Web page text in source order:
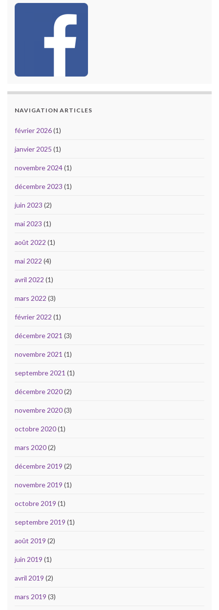
NAVIGATION ARTICLES
février 2026(1)
janvier 2025 (1)
novembre 2024(1)
décembre 2023 (1)
juin 2023 (2)
mai 2023 (1)
août 2022 (1)
mai 2022 (4)
avril 2022 (1)
mars 2022 (3)
février 2022 (1)
décembre 2021 (3)
novembre 2021 (1)
septembre 2021 (1)
décembre 2020(2)
novembre 2020(3)
octobre 2020(1)
mars 2020(2)
décembre 2019 (2)
novembre 2019 (1)
octobre 2019 (1)
septembre 2019 (1)
août 2019 (2)
juin 2019 (1)
avril 2019 (2)
mars 2019 (3)